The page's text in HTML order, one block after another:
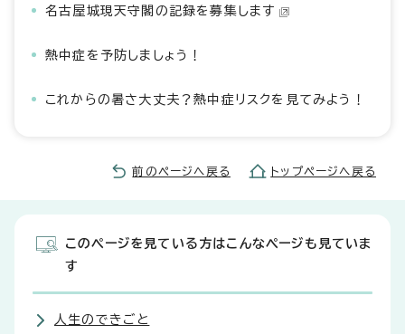
名古屋城現天守閣の記録を募集します
熱中症を予防しましょう！
これからの暑さ大丈夫？熱中症リスクを見てみよう！
前のページへ戻る トップページへ戻る
このページを見ている方はこんなページも見ていま
す
人生のできごと